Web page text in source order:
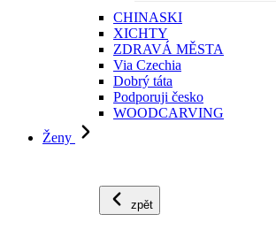
CHINASKI
XICHTY
ZDRAVÁ MĚSTA
Via Czechia
Dobrý táta
Podporuji česko
WOODCARVING
Ženy
zpět